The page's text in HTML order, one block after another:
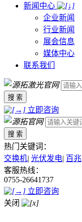
新闻中心
企业新闻
行业新闻
展会信息
媒体中心
联系我们
搜 索
立即咨询
搜 索
热门关键词：
交换机| 光伏发电| 百兆
客服热线：
0755-26641737
立即咨询
关闭